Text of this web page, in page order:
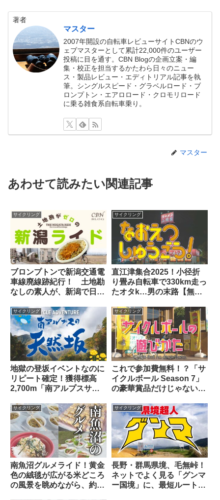
著者
マスター
2007年開設の自転車レビューサイトCBNのウ
ェブマスターとして累計22,000件のユーザー
投稿に目を通す。CBN Blogの企画立案・編
集・校正を担当するかたわら日々のニュー
ス・製品レビュー・エディトリアル記事を執
筆。シングルスピード・グラベルロード・ブ
ロンプトン・エアロロード・クロモリロード
に乗る雑食系自転車乗り。
マスター
あわせて読みたい関連記事
サイクリング
ブロンプトンで新潟交通電
車線廃線跡紀行！ 土地勘
なしの素人が、新潟で日帰
ら…。
サイクリング
直江津集合2025！小径折
り畳み自転車で330km走っ
たオタk…男の末路【無
サイクリング
地獄の登坂イベントなのに
リピート確定！獲得標高
2,700m「南アルプスサイ
ライド120」の魔力とは？
サイクリング
これで参加費無料！？「サ
イクルボール Season 7」
の豪華賞品だけじゃない5
ステージの攻略メモ
サイクリング
南魚沼グルメライド！黄金
色の絨毯が広がる米どころ
の風景を眺めながら、約
サイクリング
長野・群馬県境、毛無峠！
ネットでよく見る「グンマ
ー国境」に、最短ルートで